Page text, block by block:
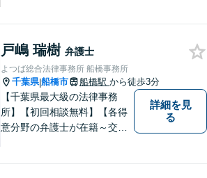
戸嶋 瑞樹 弁護士
よつば総合法律事務所 船橋事務所
千葉県|船橋市 船橋駅 から徒歩3分
【千葉県最大級の法律事務
所】【初回相談無料】【各得
意分野の弁護士が在籍～交通
詳細を見
る